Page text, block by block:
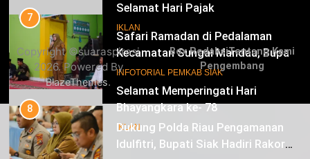
Selamat Hari Pajak
IKLAN
17
Selamat Memperingati Hari
Bhayangkara ke- 78
IKLAN
7
Safari Ramadan di Pedalaman
Kecamatan Sungai Mandau, Bupati
Siak Jemput Aspirasi Warga
INFOTORIAL PEMKAB SIAK
8
Dukung Polda Riau Pengamanan
Idulfitri, Bupati Siak Hadiri Rakor
Copyright ©suaraspirasi
2026. Powered By
BlazeThemes.
Box RedaksiTentang Kami
Pengembang